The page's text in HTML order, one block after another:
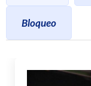
Bloqueo